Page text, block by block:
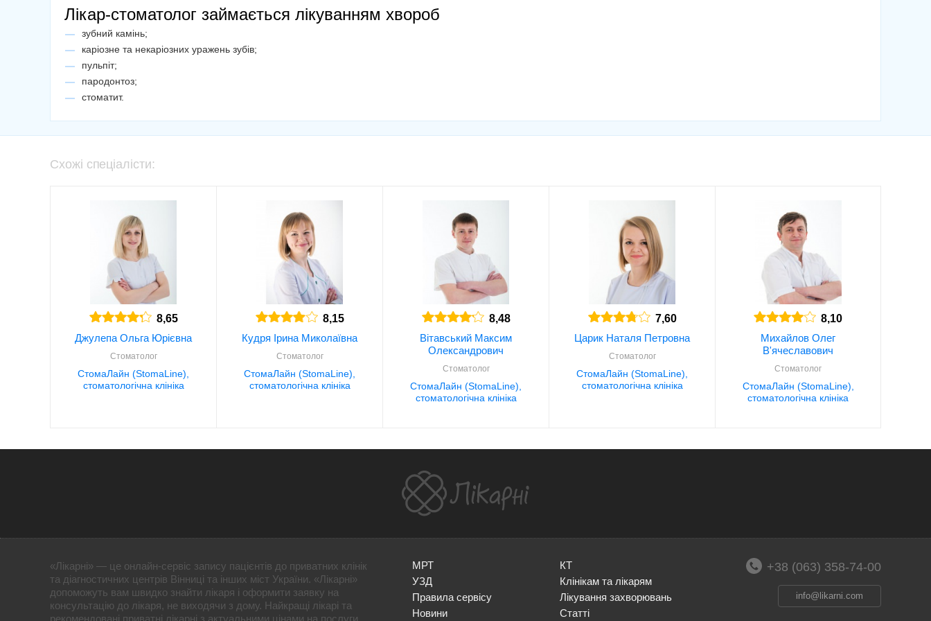
Лікар-стоматолог займається лікуванням хвороб
зубний камінь;
каріозне та некаріозних уражень зубів;
пульпіт;
пародонтоз;
стоматит.
Схожі спеціалісти:
8,65
Джулепа Ольга Юрієвна
Стоматолог
СтомаЛайн (StomaLine),
стоматологічна клініка
8,15
Кудря Ірина Миколаївна
Стоматолог
СтомаЛайн (StomaLine),
стоматологічна клініка
8,48
Вітавський Максим
Олександрович
Стоматолог
СтомаЛайн (StomaLine),
стоматологічна клініка
7,60
Царик Наталя Петровна
Стоматолог
СтомаЛайн (StomaLine),
стоматологічна клініка
8,10
Михайлов Олег
В'ячеславович
Стоматолог
СтомаЛайн (StomaLine),
стоматологічна клініка
«Лікарні» — це онлайн-сервіс запису пацієнтів до приватних клінік
та діагностичних центрів Вінниці та інших міст України. «Лікарні»
допоможуть вам швидко знайти лікаря і оформити заявку на
консультацію до лікаря, не виходячи з дому. Найкращі лікарі та
рекомендовані приватні лікарні з актуальними цінами на послуги
МРТ
КТ
УЗД
Клінікам та лікарям
Правила сервісу
Лікування захворювань
Новини
Статті
+38 (063) 358-74-00
info@likarni.com